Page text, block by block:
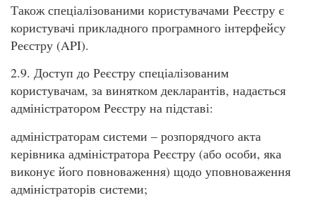
Також спеціалізованими користувачами Реєстру є
користувачі прикладного програмного інтерфейсу
Реєстру (API).
2.9. Доступ до Реєстру спеціалізованим
користувачам, за винятком декларантів, надається
адміністратором Реєстру на підставі:
адміністраторам системи – розпорядчого акта
керівника адміністратора Реєстру (або особи, яка
виконує його повноваження) щодо уповноваження
адміністраторів системи;